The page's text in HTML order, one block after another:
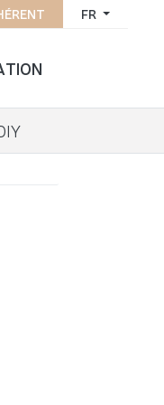
FR